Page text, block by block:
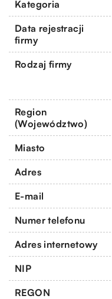
Kategoria
Data rejestracji
firmy
Rodzaj firmy
Region
(Województwo)
Miasto
Adres
E-mail
Numer telefonu
Adres internetowy
NIP
REGON